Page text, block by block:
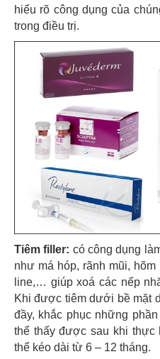
hiểu rõ công dụng của
trong điều trị.
Tiêm filler: có công dụng
như má hóp, rãnh mũi,
line,… giúp xoá các nếp
Khi được tiêm dưới bề mặt
đầy, khắc phục những
thể thấy được sau khi thực
thể kéo dài từ 6 – 12 tháng.